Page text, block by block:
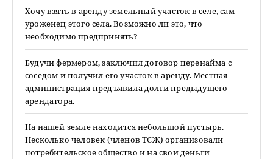
Хочу взять в аренду земельный участок в селе, сам
уроженец этого села. Возможно ли это, что
необходимо предпринять?
Будучи фермером, заключил договор перенайма с
соседом и получил его участок в аренду. Местная
администрация предъявила долги предыдущего
арендатора.
На нашей земле находится небольшой пустырь.
Несколько человек (членов ТСЖ) организовали
потребительское общество и на свои деньги